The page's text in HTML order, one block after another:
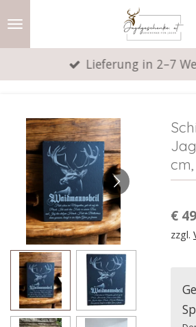
Zum
Lieferung in 2–7
€
zzgl.